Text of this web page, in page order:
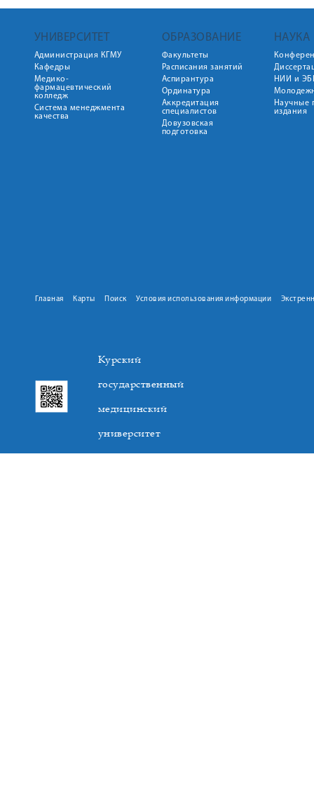
УНИВЕРСИТЕТ
Администрация КГМУ
Кафедры
Медико-
фармацевтический
колледж
Система менеджмента
качества
ОБРАЗОВАНИЕ
Факультеты
Расписания занятий
Аспирантура
Ординатура
Аккредитация
специалистов
Довузовская
подготовка
НАУКА
НИИ и
Научные
издания
Главная Карты Поиск Условия использования информации
Курский
государственный
медицинский
университет